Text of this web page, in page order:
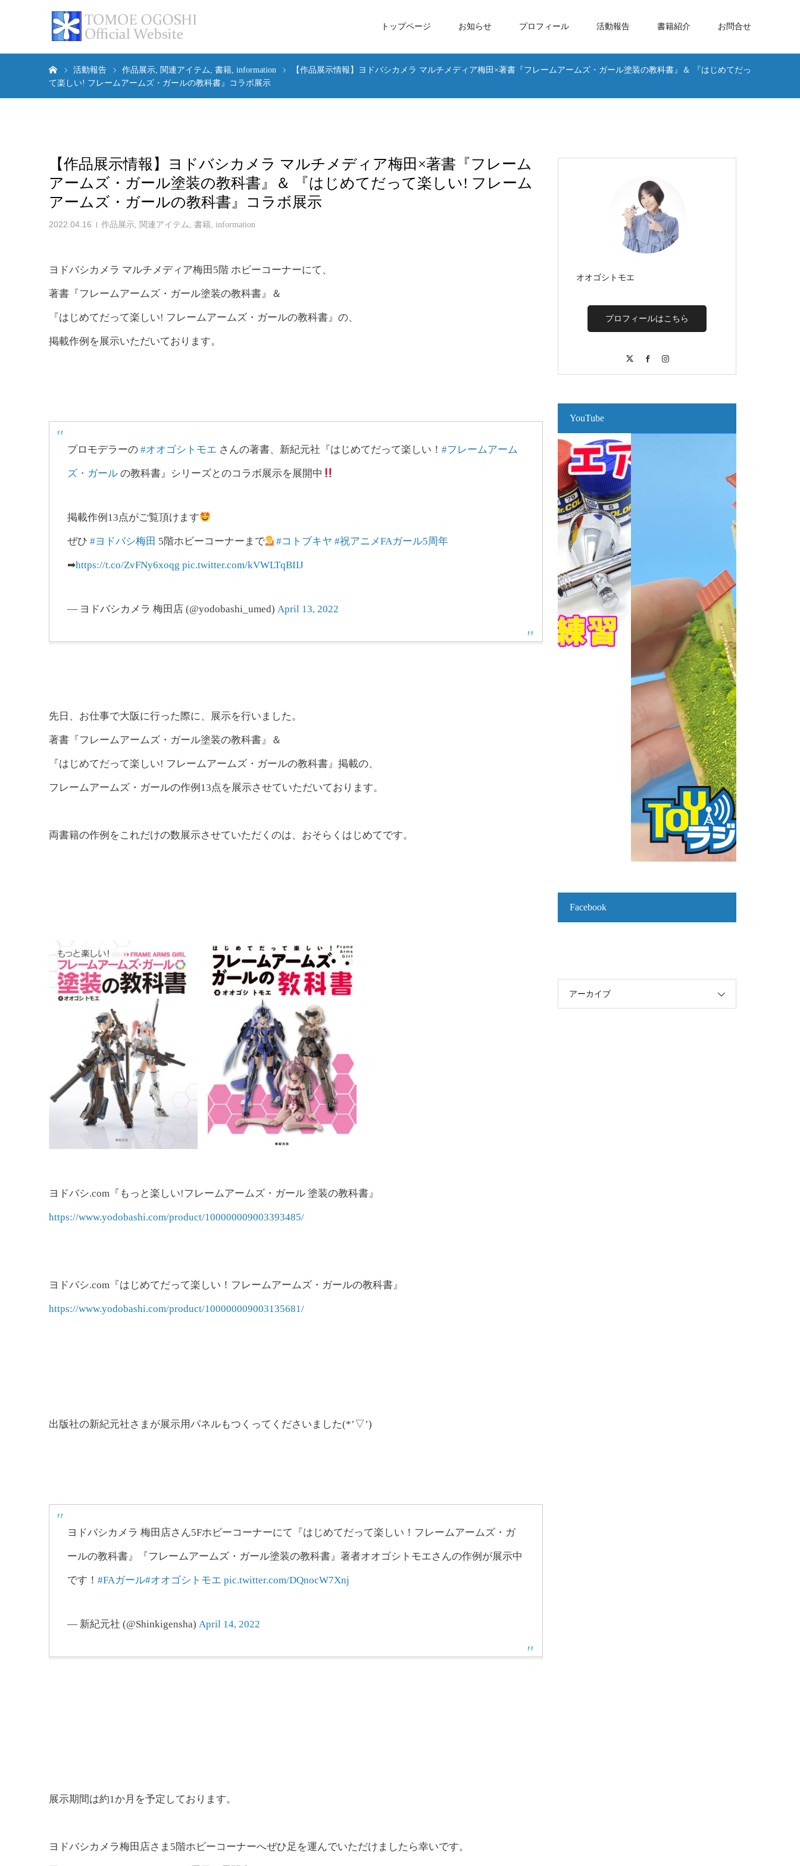
トップページ お知らせ プロフィール 活動報告 書籍紹介 お問合せ
活動報告 作品展示 関連アイテム 書籍 information
【作品展示情報】ヨドバシカメラ マルチメディア梅田×著書『フレームアームズ・ガール塗装の教科書』＆ 『はじめてだっ
て楽しい! フレームアームズ・ガールの教科書』コラボ展示
【作品展示情報】ヨドバシカメラ マルチメディア梅田×著書『フレーム
アームズ・ガール塗装の教科書』＆ 『はじめてだって楽しい! フレーム
アームズ・ガールの教科書』コラボ展示
2022.04.16 作品展示, 関連アイテム, 書籍, information
ヨドバシカメラ マルチメディア梅田5階 ホビーコーナーにて、
著書『フレームアームズ・ガール塗装の教科書』＆
『はじめてだって楽しい! フレームアームズ・ガールの教科書』の、
掲載作例を展示いただいております。
プロモデラーの #オオゴシトモエ さんの著書、新紀元社『はじめてだって楽しい！ #フレームアーム
ズ・ガール の教科書』シリーズとのコラボ展示を展開中
掲載作例13点がご覧頂けます
ぜひ #ヨドバシ梅田 5階ホビーコーナーまで #コトブキヤ #祝アニメFAガール5周年
➡https://t.co/ZvFNy6xoqg pic.twitter.com/kVWLTqBIIJ
— ヨドバシカメラ 梅田店 (@yodobashi_umed) April 13, 2022
先日、お仕事で大阪に行った際に、展示を行いました。
著書『フレームアームズ・ガール塗装の教科書』＆
『はじめてだって楽しい! フレームアームズ・ガールの教科書』掲載の、
フレームアームズ・ガールの作例13点を展示させていただいております。
両書籍の作例をこれだけの数展示させていただくのは、おそらくはじめてです。
ヨドバシ.com『もっと楽しい!フレームアームズ・ガール 塗装の教科書』
https://www.yodobashi.com/product/100000009003393485/
ヨドバシ.com『はじめてだって楽しい！フレームアームズ・ガールの教科書』
https://www.yodobashi.com/product/100000009003135681/
出版社の新紀元社さまが展示用パネルもつくってくださいました(*’▽’)
ヨドバシカメラ 梅田店さん5Fホビーコーナーにて『はじめてだって楽しい！フレームアームズ・ガ
ールの教科書』『フレームアームズ・ガール塗装の教科書』著者オオゴシトモエさんの作例が展示中
です！ #FAガール#オオゴシトモエ pic.twitter.com/DQnocW7Xnj
— 新紀元社 (@Shinkigensha) April 14, 2022
展示期間は約1か月を予定しております。
ヨドバシカメラ梅田店さま5階ホビーコーナーへぜひ足を運んでいただけましたら幸いです。
オオゴシトモエ
プロフィールはこちら
YouTube
Facebook
アーカイブ